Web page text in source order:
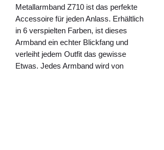
Metallarmband Z710 ist das perfekte
Accessoire für jeden Anlass. Erhältlich
in 6 verspielten Farben, ist dieses
Armband ein echter Blickfang und
verleiht jedem Outfit das gewisse
Etwas. Jedes Armband wird von